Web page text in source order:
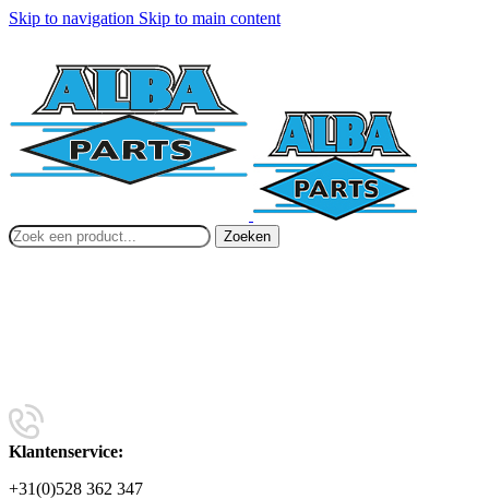
Skip to navigation Skip to main content
Zoeken
Klantenservice:
+31(0)528 362 347